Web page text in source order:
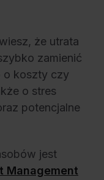
że utrata
zamienić
o koszty czy
o stres
potencjalne
jest
Management